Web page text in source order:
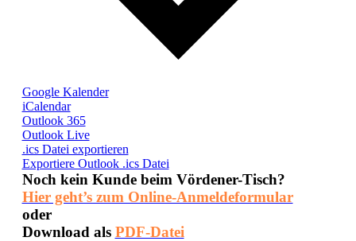
Google Kalender
iCalendar
Outlook 365
Outlook Live
.ics Datei exportieren
Exportiere Outlook .ics Datei
Noch kein Kunde beim Vördener-Tisch?
Hier geht’s zum Online-Anmeldeformular
oder
Download als PDF-Datei